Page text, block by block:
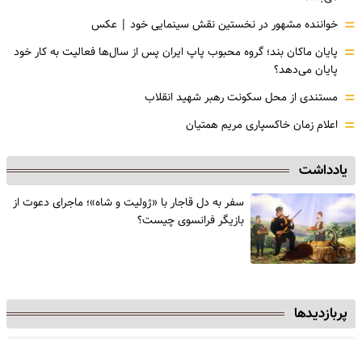
= خواننده مشهور در نخستین نقش سینمایی خود |‌ عکس
= پایان ماکان بند؛ گروه محبوب پاپ ایران پس از سال‌ها فعالیت به کار خود
پایان می‌دهد؟
= مستندی از محل سکونت رهبر شهید انقلاب
= اعلام زمان خاکسپاری مریم همتیان
یادداشت
سفر به دل قاجار با «ژولیت و شاه»؛ ماجرای دعوت از
‌بازیگر فرانسوی چیست؟
پربازدیدها